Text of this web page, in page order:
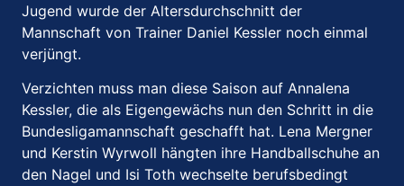
Jugend wurde der Altersdurchschnitt der
Mannschaft von Trainer Daniel Kessler noch einmal
verjüngt.
Verzichten muss man diese Saison auf Annalena
Kessler, die als Eigengewächs nun den Schritt in die
Bundesligamannschaft geschafft hat. Lena Mergner
und Kerstin Wyrwoll hängten ihre Handballschuhe an
den Nagel und Isi Toth wechselte berufsbedingt